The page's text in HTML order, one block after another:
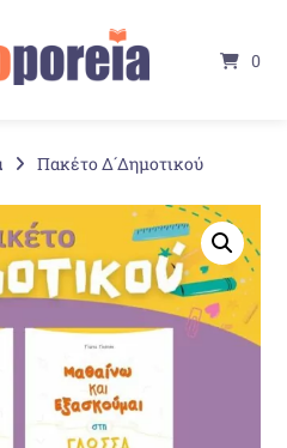
0
Πακέτο Δ´Δημοτικού